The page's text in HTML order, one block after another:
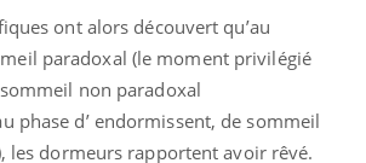
ont alors découvert qu’au
paradoxal (le moment privilégié
non paradoxal
phase d’ endormissent, de sommeil
les dormeurs rapportent avoir rêvé.